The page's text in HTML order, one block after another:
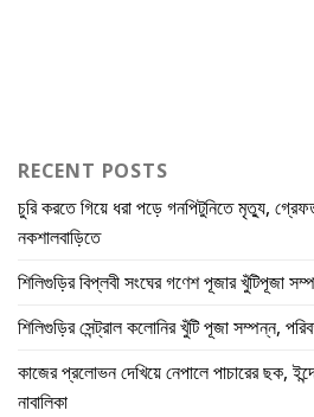
RECENT POSTS
চুরি করতে গিয়ে ধরা পড়ে গনপিটুনিতে মৃত্যু,
নকশালবাড়িতে
শিলিগুড়ির বিপ্লবী সংঘের গণেশ পূজার খুঁটিপূজা
শিলিগুড়ির সেন্ট্রাল কলোনির খুঁটি পূজা সম্পন্ন,
কাজের প্রলোভন দেখিয়ে নেপালে পাচারের ছক,
নাবালিকা